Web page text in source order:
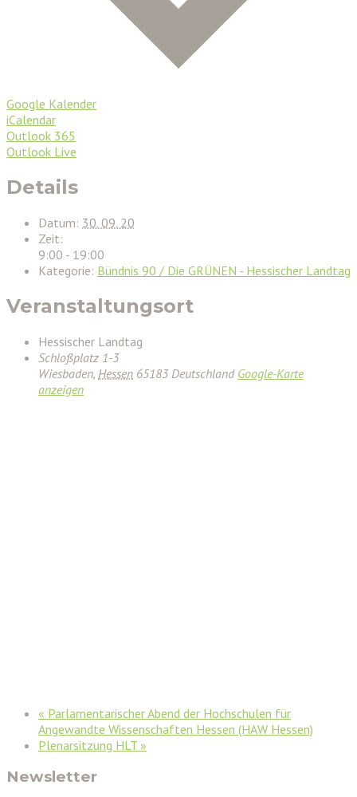
Google Kalender
iCalendar
Outlook 365
Outlook Live
Details
Datum: 30. 09. 20
Zeit:
9:00 - 19:00
Kategorie: Bündnis 90 / Die GRÜNEN - Hessischer Landtag
Veranstaltungsort
Hessischer Landtag
Schloßplatz 1-3
Wiesbaden, Hessen 65183 Deutschland Google-Karte
anzeigen
« Parlamentarischer Abend der Hochschulen für
Angewandte Wissenschaften Hessen (HAW Hessen)
Plenarsitzung HLT »
Newsletter